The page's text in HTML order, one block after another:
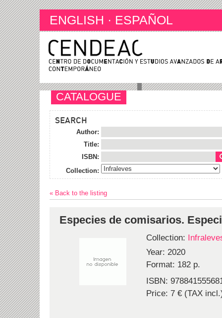
ENGLISH · ESPAÑOL
CATALOGUE
SEARCH
Author:
Title:
ISBN:
Collection:
« Back to the listing
Especies de comisarios.
Collection:
Year: 2020
Format: 182 p.
ISBN:
Price: 7 € (TAX